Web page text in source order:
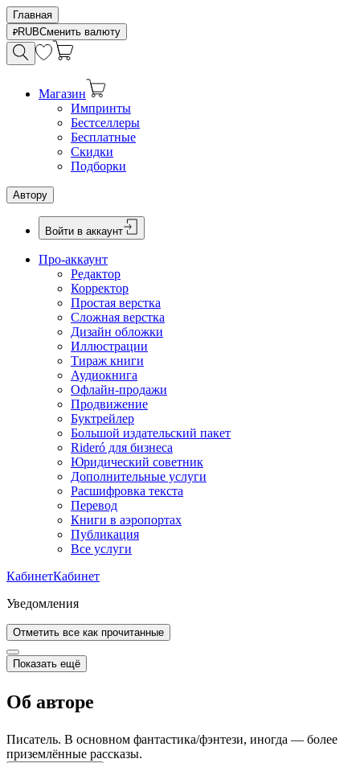
Главная
RUBСменить валюту
Магазин
Импринты
Бестселлеры
Бесплатные
Скидки
Подборки
Автору
Войти в аккаунт
Про-аккаунт
Редактор
Корректор
Простая верстка
Сложная верстка
Дизайн обложки
Иллюстрации
Тираж книги
Аудиокнига
Офлайн-продажи
Продвижение
Буктрейлер
Большой издательский пакет
Rideró для бизнеса
Юридический советник
Дополнительные услуги
Расшифровка текста
Перевод
Книги в аэропортах
Публикация
Все услуги
КабинетКабинет
Уведомления
Отметить все как прочитанные
Показать ещё
Об авторе
Писатель. В основном фантастика/фэнтези, иногда — более
приземлённые рассказы.